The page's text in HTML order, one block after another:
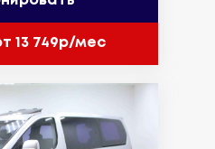
13 749р/мес